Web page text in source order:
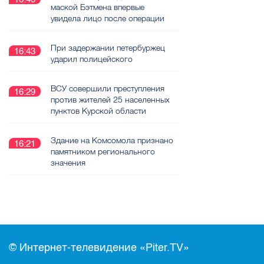
маской Бэтмена впервые
увидела лицо после операции
16:43
При задержании петербуржец
ударил полицейского
16:29
ВСУ совершили преступления
против жителей 25 населенных
пунктов Курской области
16:21
Здание на Комсомола признано
памятником регионального
значения
© Интернет-телевидение «Piter.TV»